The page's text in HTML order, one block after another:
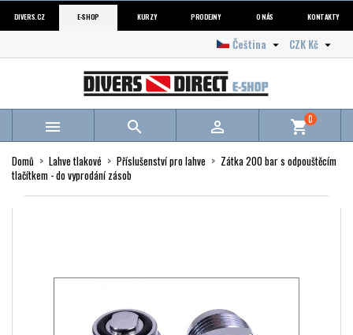
DIVERS.CZ E-SHOP KURZY PRODEJNY O NÁS KONTAKTY
CZK Kč 
Čeština 
   shopping_cart0
Domů Lahve tlakové Příslušenství pro lahve
Zátka 200 bar s odpouštěcím
tlačítkem - do vyprodání zásob